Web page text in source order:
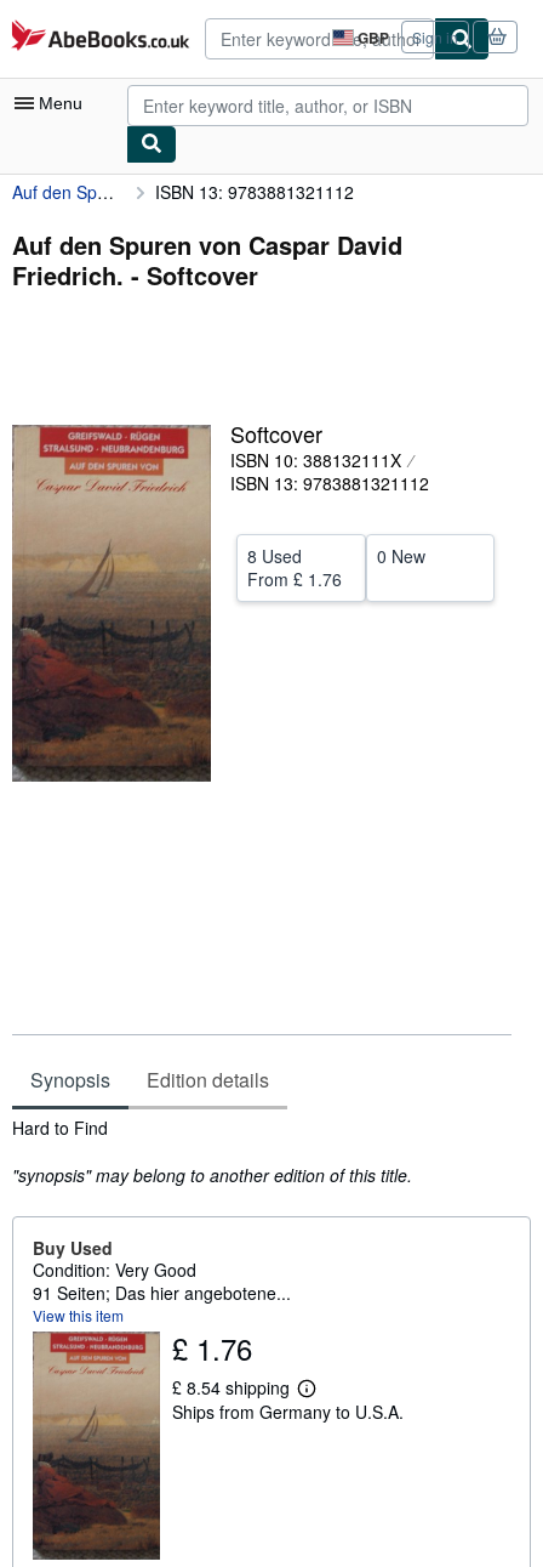
Skip to main content
AbeBooks.co.uk GBP
Site
shopping
preferences
Sign in
Menu
My Account
My Purchases
Advanced Search
Textbooks
Sellers
Start Selling
Help
Auf den Spuren von Caspar David Friedrich. ISBN 13: 9783881321112
Auf den Spuren von Caspar David
Friedrich. - Softcover
Softcover
ISBN 10: 388132111X
ISBN 13: 9783881321112
8 Used
From £ 1.76
0 New
Synopsis Edition details
Synopsis
Hard to Find
"synopsis" may belong to another edition of this title.
Buy Used
Condition: Very Good
91 Seiten; Das hier angebotene...
View this item
£ 1.76
£ 8.54 shipping
L
e
Ships from Germany to U.S.A.